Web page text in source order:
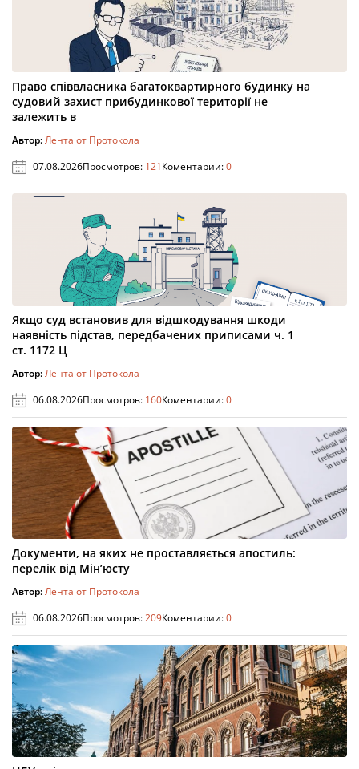
Право співвласника багатоквартирного будинку на
судовий захист прибудинкової території не
залежить в
Автор:Лента от Протокола
07.08.2026Просмотров: 121Коментарии:0
Якщо суд встановив для відшкодування шкоди
наявність підстав, передбачених приписами ч. 1
ст. 1172 Ц
Автор:Лента от Протокола
06.08.2026Просмотров: 160Коментарии:0
Документи, на яких не проставляється апостиль:
перелік від Мін’юсту
Автор:Лента от Протокола
06.08.2026Просмотров:209Коментарии:0